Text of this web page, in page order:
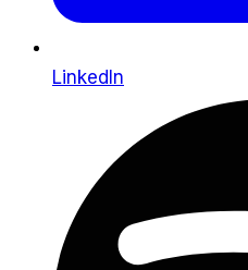
LinkedIn